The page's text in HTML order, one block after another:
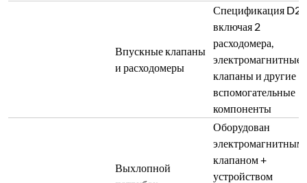
Впускные клапаны
и расходомеры
Спецификация
включая 2
расходомера,
электромагнитные
клапаны и другие
вспомогательные
компоненты
Выхлопной
Оборудован
электромагнитным
клапаном +
устройством